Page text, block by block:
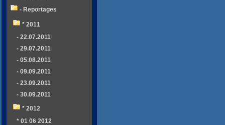
- Reportages
* 2011
- 22.07.2011
- 29.07.2011
- 05.08.2011
- 09.09.2011
- 23.09.2011
- 30.09.2011
* 2012
* 01 06 2012